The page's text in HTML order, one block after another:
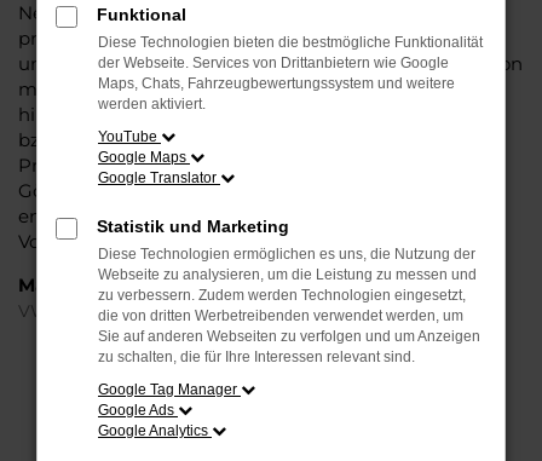
Neuwagen für Göttingen bei Steinböhmer kaufen,
profitieren Sie gleich mehrfach. So bieten wir einen
umfangreichen Service und bringen eine Erfahrung von
mehr als 80 Jahren in die Beratung mit ein. Darüber
hinaus sichern Sie sich bei jedem Kauf einen Rabatt
bzw. Nachlass, der teilweise im zweistelligen
Prozentbereich liegt. VW ID.7 EU-Neuwagen für
Göttingen sind bei uns auch im Leasing zu haben und
entsprechend zu 100 Prozent Ihren individuellen
Vorstellungen.
Marken
VW
FEHLER: NETWORK ERROR
Beim Laden ist ein Fehler aufgetreten.
Funktional
Diese Technologien bieten die bestmögliche Funktionalität
der Webseite. Services von Drittanbietern wie Google
Maps, Chats, Fahrzeugbewertungssystem und weitere
werden aktiviert.
YouTube
Google Maps
Google Translator
Statistik und Marketing
Diese Technologien ermöglichen es uns, die Nutzung der
Webseite zu analysieren, um die Leistung zu messen und
zu verbessern. Zudem werden Technologien eingesetzt,
die von dritten Werbetreibenden verwendet werden, um
Sie auf anderen Webseiten zu verfolgen und um Anzeigen
zu schalten, die für Ihre Interessen relevant sind.
Google Tag Manager
Google Ads
Google Analytics